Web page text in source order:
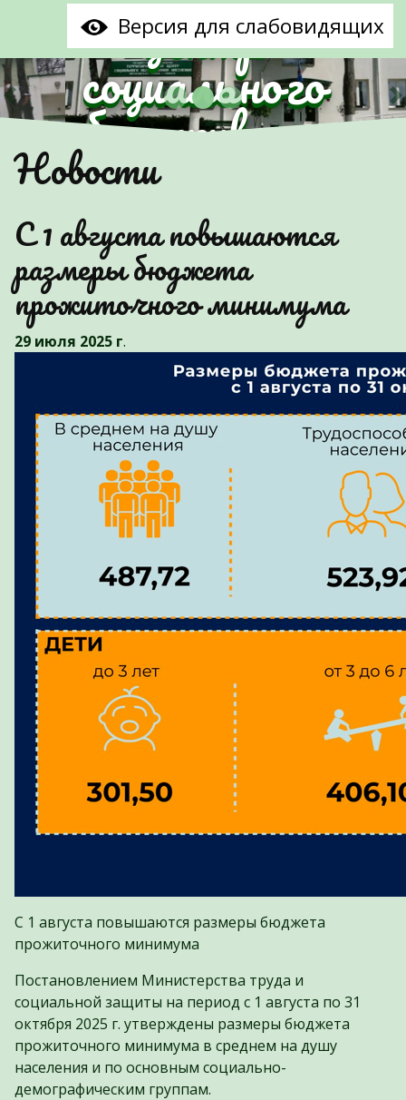
Версия для слабовидящих
центр
социального
обслуживания
населения
Партизанского
района г.Минска"
Предыдущий
Новости
С 1 августа повышаются
размеры бюджета
прожиточного минимума
29 июля 2025 г.
С 1 августа повышаются размеры бюджета
прожиточного минимума
Постановлением Министерства труда и
социальной защиты на период с 1 августа по 31
октября 2025 г. утверждены размеры бюджета
прожиточного минимума в среднем на душу
населения и по основным социально-
демографическим группам.